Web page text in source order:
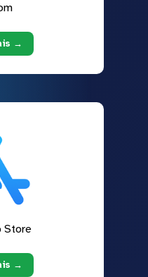
→
Store
→